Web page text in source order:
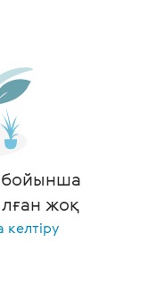
бойынша
жоқ
келтіру